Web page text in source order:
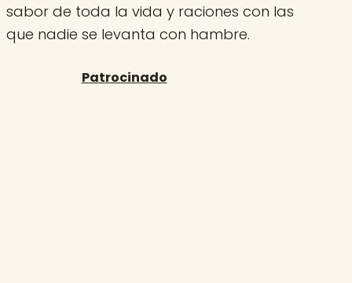
sabor de toda la vida y raciones con las
que nadie se levanta con hambre.